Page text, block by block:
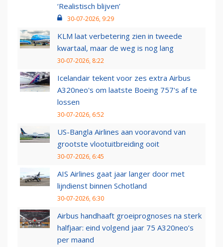
‘Realistisch blijven’
30-07-2026, 9:29
KLM laat verbetering zien in tweede
kwartaal, maar de weg is nog lang
30-07-2026, 8:22
Icelandair tekent voor zes extra Airbus
A320neo's om laatste Boeing 757's af te
lossen
30-07-2026, 6:52
US-Bangla Airlines aan vooravond van
grootste vlootuitbreiding ooit
30-07-2026, 6:45
AIS Airlines gaat jaar langer door met
lijndienst binnen Schotland
30-07-2026, 6:30
Airbus handhaaft groeiprognoses na sterk
halfjaar: eind volgend jaar 75 A320neo’s
per maand